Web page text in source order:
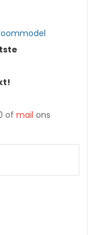
of mail ons